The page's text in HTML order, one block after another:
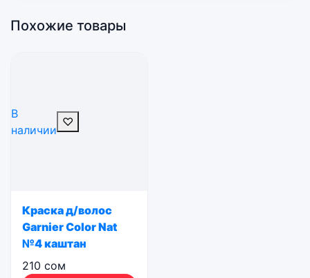
Похожие товары
В
наличии
♡
Краска д/волос
Garnier Color Nat
№4 каштан
210 сом